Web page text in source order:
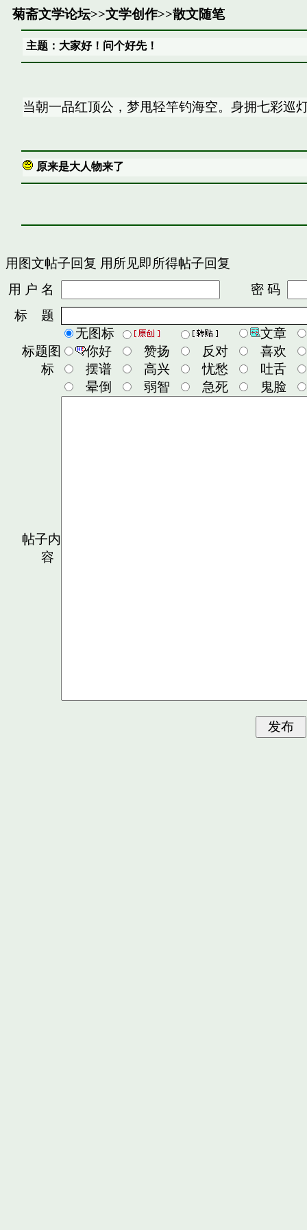
菊斋文学论坛>>文学创作>>散文随笔
主题：大家好！问个好先！
当朝一品红顶公，梦甩轻竿钓海空。身拥七彩巡
原来是大人物来了
用图文帖子回复 用所见即所得帖子回复
用 户 名
密 码
标 题
标题图
标
无图标
文章
你好
赞扬 反对
喜欢
摆谱
高兴 忧愁
吐舌
晕倒
弱智 急死 鬼脸
帖子内
容